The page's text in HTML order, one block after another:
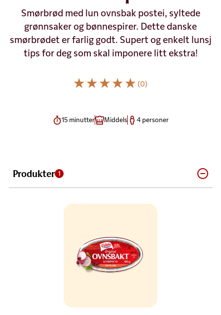
Smørbrød med lun ovnsbak postei, syltede
grønnsaker og bønnespirer. Dette danske
smørbrødet er farlig godt. Supert og enkelt lunsj
tips for deg som skal imponere litt ekstra!
(0)
15 minutter Middels 4 personer
Produkter 1